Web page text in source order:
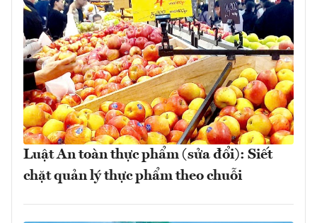
Luật An toàn thực phẩm (sửa đổi): Siết
chặt quản lý thực phẩm theo chuỗi